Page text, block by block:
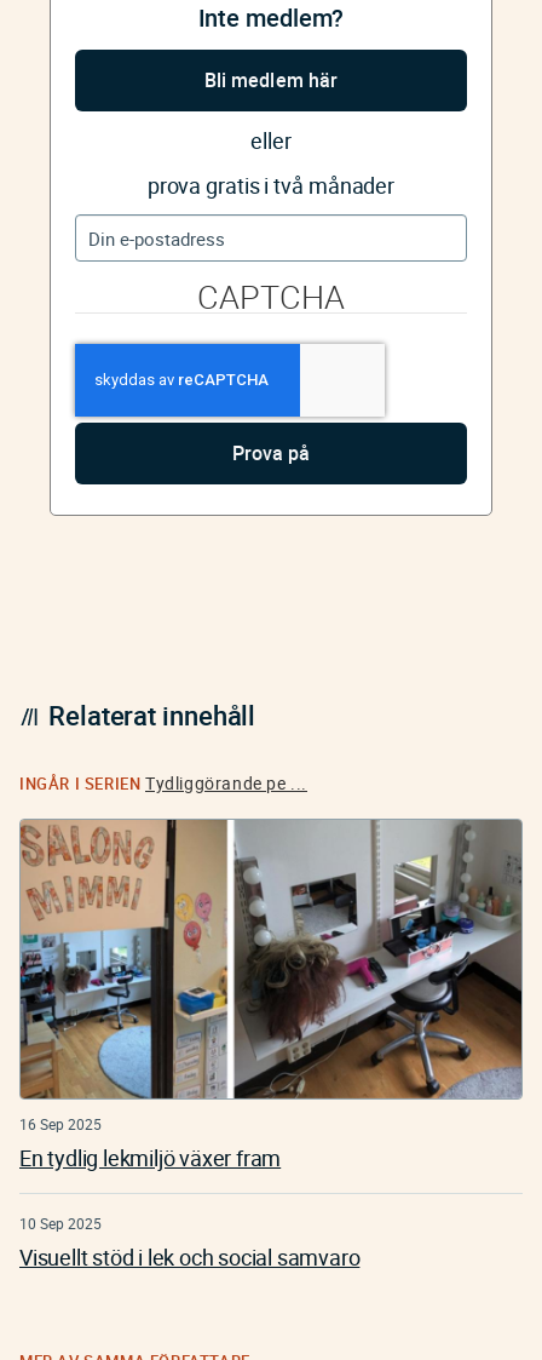
Inte medlem?
Bli medlem här
eller
prova gratis i två månader
CAPTCHA
Relaterat innehåll
INGÅR I SERIEN Tydliggörande pe ...
16 Sep 2025
En tydlig lekmiljö växer fram
10 Sep 2025
Visuellt stöd i lek och social samvaro